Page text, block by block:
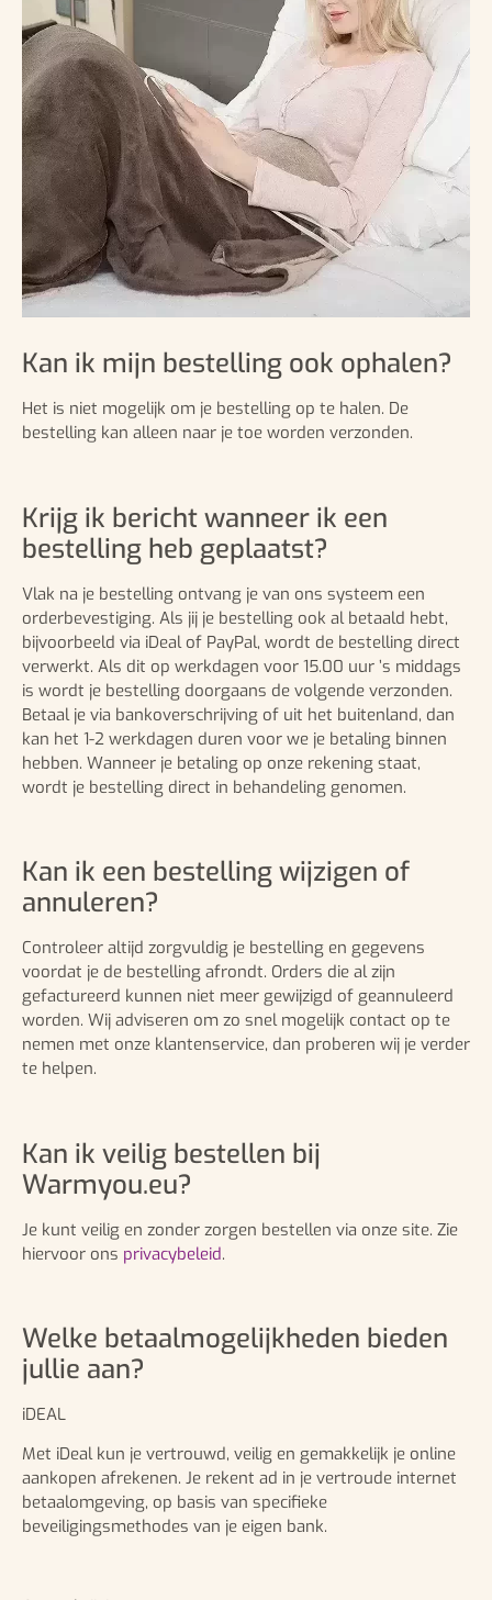
Kan ik mijn bestelling ook ophalen?
Het is niet mogelijk om je bestelling op te halen. De
bestelling kan alleen naar je toe worden verzonden.
Krijg ik bericht wanneer ik een
bestelling heb geplaatst?
Vlak na je bestelling ontvang je van ons systeem een
orderbevestiging. Als jij je bestelling ook al betaald hebt,
bijvoorbeeld via iDeal of PayPal, wordt de bestelling direct
verwerkt. Als dit op werkdagen voor 15.00 uur ’s middags
is wordt je bestelling doorgaans de volgende verzonden.
Betaal je via bankoverschrijving of uit het buitenland, dan
kan het 1-2 werkdagen duren voor we je betaling binnen
hebben. Wanneer je betaling op onze rekening staat,
wordt je bestelling direct in behandeling genomen.
Kan ik een bestelling wijzigen of
annuleren?
Controleer altijd zorgvuldig je bestelling en gegevens
voordat je de bestelling afrondt. Orders die al zijn
gefactureerd kunnen niet meer gewijzigd of geannuleerd
worden. Wij adviseren om zo snel mogelijk contact op te
nemen met onze klantenservice, dan proberen wij je verder
te helpen.
Kan ik veilig bestellen bij
Warmyou.eu?
Je kunt veilig en zonder zorgen bestellen via onze site. Zie
hiervoor ons privacybeleid.
Welke betaalmogelijkheden bieden
jullie aan?
iDEAL
Met iDeal kun je vertrouwd, veilig en gemakkelijk je online
aankopen afrekenen. Je rekent ad in je vertroude internet
betaalomgeving, op basis van specifieke
beveiligingsmethodes van je eigen bank.